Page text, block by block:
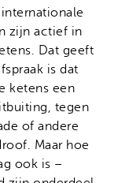
zijn actief in
Dat geeft
is dat
ketens een
tegen
of andere
Maar hoe
ook is –